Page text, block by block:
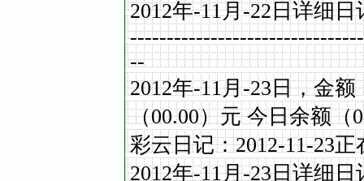
2012年-11月-22日详细日
--
2012年-11月-23日，金额
（00.00）元 今日余额（
彩云日记：2012-11-23正
2012年-11月-23日详细日